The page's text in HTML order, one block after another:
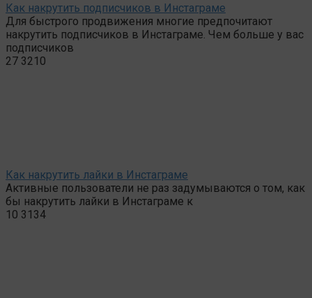
Как накрутить подписчиков в Инстаграме
Для быстрого продвижения многие предпочитают
накрутить подписчиков в Инстаграме. Чем больше у вас
подписчиков
27 3210
Как накрутить лайки в Инстаграме
Активные пользователи не раз задумываются о том, как
бы накрутить лайки в Инстаграме к
10 3134